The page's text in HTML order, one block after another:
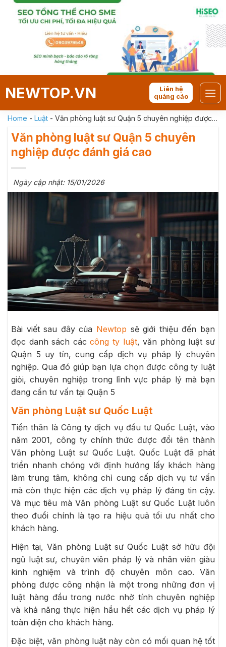
Skip
NEWTOP.VN
Liên hệ
quảng cáo
Home - Luật - Văn phòng luật sư Quận 5 chuyên nghiệp được
Văn phòng luật sư Quận 5 chuyên
nghiệp được đánh giá cao
Ngày cập nhật: 15/01/2026
Bài viết sau đây của Newtop sẽ giới thiệu đến bạn
đọc danh sách cáccông ty luật, văn phòng luật sư
Quận 5 uy tín, cung cấp dịch vụ pháp lý chuyên
nghiệp. Qua đó giúp bạn lựa chọn được công ty luật
giỏi, chuyên nghiệp trong lĩnh vực pháp lý mà bạn
đang cần tư vấn tại Quận 5
Văn phòng Luật sư Quốc Luật
Tiền thân là Công ty dịch vụ đầu tư Quốc Luật, vào
năm 2001, công ty chính thức được đổi tên thành
Văn phòng Luật sư Quốc Luật. Quốc Luật đã phát
triển nhanh chóng với định hướng lấy khách hàng
làm trung tâm, không chỉ cung cấp dịch vụ tư vấn
mà còn thực hiện các dịch vụ pháp lý đáng tin cậy.
Và mục tiêu mà Văn phòng Luật sư Quốc Luật luôn
theo đuổi chính là tạo ra hiệu quả tối ưu nhất cho
khách hàng.
Hiện tại, Văn phòng Luật sư Quốc Luật sở hữu đội
ngũ luật sư, chuyên viên pháp lý và nhân viên giàu
kinh nghiệm và trình độ chuyên môn cao. Văn
phòng được công nhận là một trong những đơn vị
luật hàng đầu trong nước nhờ tính chuyên nghiệp
và khả năng thực hiện hầu hết các dịch vụ pháp lý
toàn diện cho khách hàng.
Đặc biệt, văn phòng luật này còn có mối quan hệ tốt